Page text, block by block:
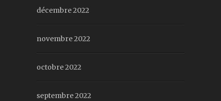
décembre 2022
novembre 2022
octobre 2022
septembre 2022